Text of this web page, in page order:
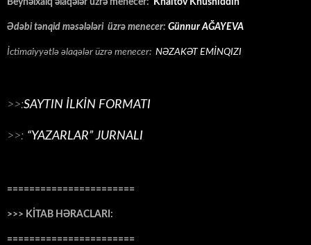
Beynəlxalq əlaqələr üzrə menecer: Khaitov Khusniddin
Ədəbi tənqid məsələləri üzrə menecer: Günnur AĞAYEVA
İctimaiyyətlə əlaqələr üzrə menecer: NƏZAKƏT EMİNQIZI
>>:SAYTIN İLKİN FORMATI
>>: “YAZARLAR” JURNALI
=======================
>>> KİTAB HƏRACLARI:
=======================